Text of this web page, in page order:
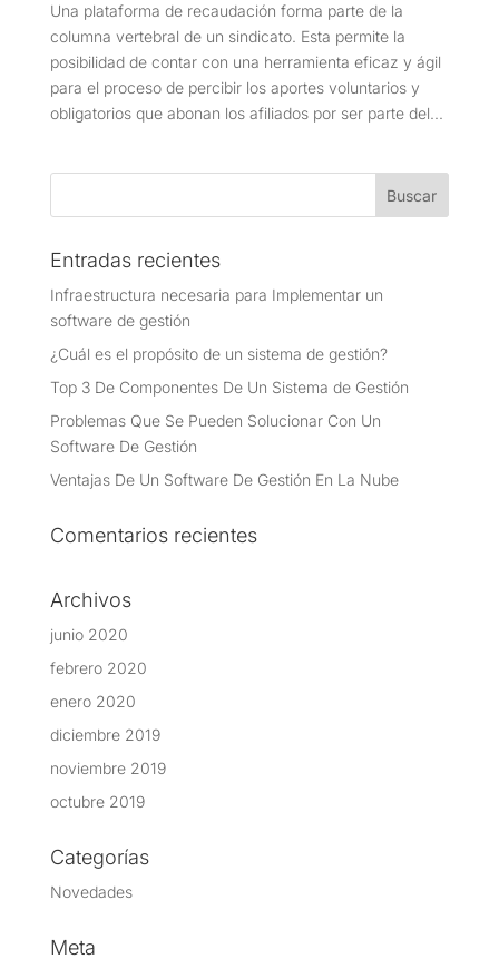
Una plataforma de recaudación forma parte de la
columna vertebral de un sindicato. Esta permite la
posibilidad de contar con una herramienta eficaz y ágil
para el proceso de percibir los aportes voluntarios y
obligatorios que abonan los afiliados por ser parte del...
Entradas recientes
Infraestructura necesaria para Implementar un
software de gestión
¿Cuál es el propósito de un sistema de gestión?
Top 3 De Componentes De Un Sistema de Gestión
Problemas Que Se Pueden Solucionar Con Un
Software De Gestión
Ventajas De Un Software De Gestión En La Nube
Comentarios recientes
Archivos
junio 2020
febrero 2020
enero 2020
diciembre 2019
noviembre 2019
octubre 2019
Categorías
Novedades
Meta